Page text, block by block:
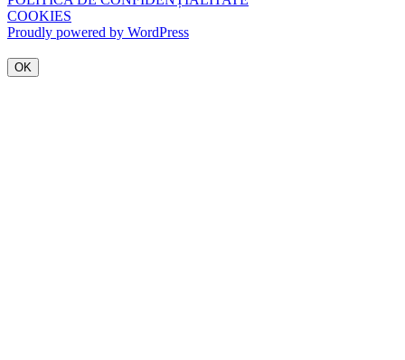
COOKIES
Proudly powered by WordPress
OK